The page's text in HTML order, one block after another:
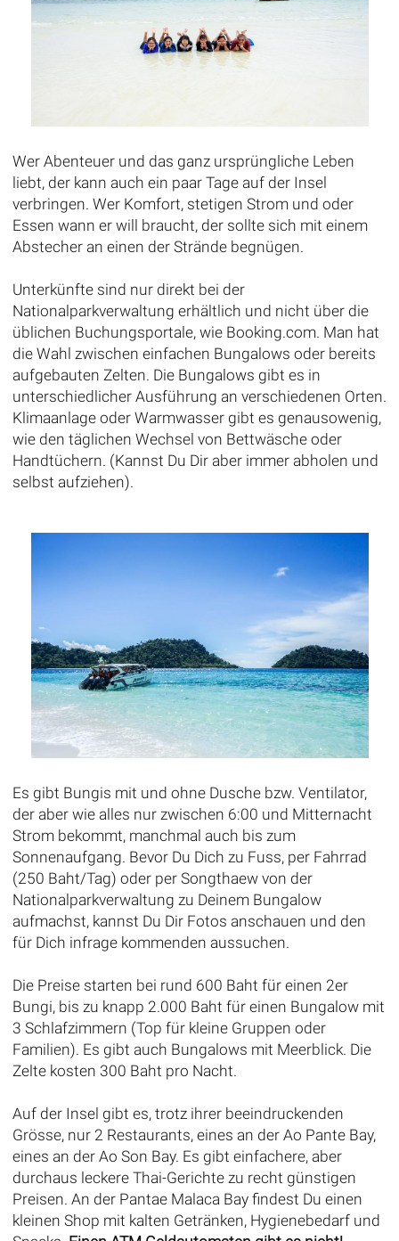
Wer Abenteuer und das ganz ursprüngliche Leben
liebt, der kann auch ein paar Tage auf der Insel
verbringen. Wer Komfort, stetigen Strom und oder
Essen wann er will braucht, der sollte sich mit einem
Abstecher an einen der Strände begnügen.
Unterkünfte sind nur direkt bei der
Nationalparkverwaltung erhältlich und nicht über die
üblichen Buchungsportale, wie Booking.com. Man hat
die Wahl zwischen einfachen Bungalows oder bereits
aufgebauten Zelten. Die Bungalows gibt es in
unterschiedlicher Ausführung an verschiedenen Orten.
Klimaanlage oder Warmwasser gibt es genausowenig,
wie den täglichen Wechsel von Bettwäsche oder
Handtüchern. (Kannst Du Dir aber immer abholen und
selbst aufziehen).
Es gibt Bungis mit und ohne Dusche bzw. Ventilator,
der aber wie alles nur zwischen 6:00 und Mitternacht
Strom bekommt, manchmal auch bis zum
Sonnenaufgang. Bevor Du Dich zu Fuss, per Fahrrad
(250 Baht/Tag) oder per Songthaew von der
Nationalparkverwaltung zu Deinem Bungalow
aufmachst, kannst Du Dir Fotos anschauen und den
für Dich infrage kommenden aussuchen.
Die Preise starten bei rund 600 Baht für einen 2er
Bungi, bis zu knapp 2.000 Baht für einen Bungalow mit
3 Schlafzimmern (Top für kleine Gruppen oder
Familien). Es gibt auch Bungalows mit Meerblick. Die
Zelte kosten 300 Baht pro Nacht.
Auf der Insel gibt es, trotz ihrer beeindruckenden
Grösse, nur 2 Restaurants, eines an der Ao Pante Bay,
eines an der Ao Son Bay. Es gibt einfachere, aber
durchaus leckere Thai-Gerichte zu recht günstigen
Preisen. An der Pantae Malaca Bay findest Du einen
kleinen Shop mit kalten Getränken, Hygienebedarf und